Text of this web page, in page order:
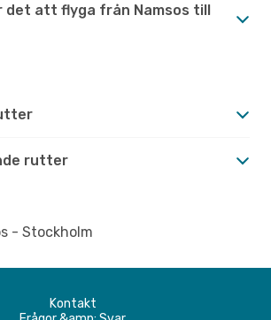
det att flyga från Namsos till
rutter
- Stockholm
Kontakt